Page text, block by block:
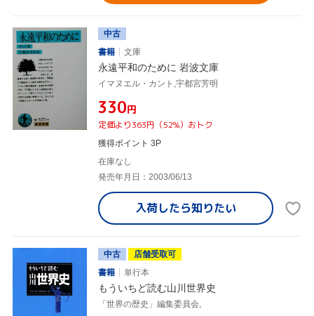
中古
書籍
文庫
永遠平和のために 岩波文庫
イマヌエル・カント,宇都宮芳明
¥330円
定価より363円（52%）おトク
獲得ポイント 3P
在庫なし
発売年月日：2003/06/13
入荷したら知りたい
中古
店舗受取可
書籍
単行本
もういちど読む山川世界史
「世界の歴史」編集委員会,